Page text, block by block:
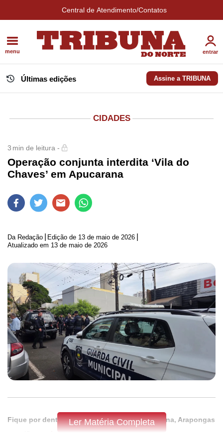
Central de Atendimento/Contatos
menu entrar
Últimas edições Assine a TRIBUNA
CIDADES
3 min de leitura -
Operação conjunta interdita ‘Vila do
Chaves’ em Apucarana
Da Redação Edição de 13 de maio de 2026
Atualizado em 13 de maio de 2026
Fique por dentro do que acontece em Apucarana, Arapongas
assine a Tribuna do Norte.
Ler Matéria Completa